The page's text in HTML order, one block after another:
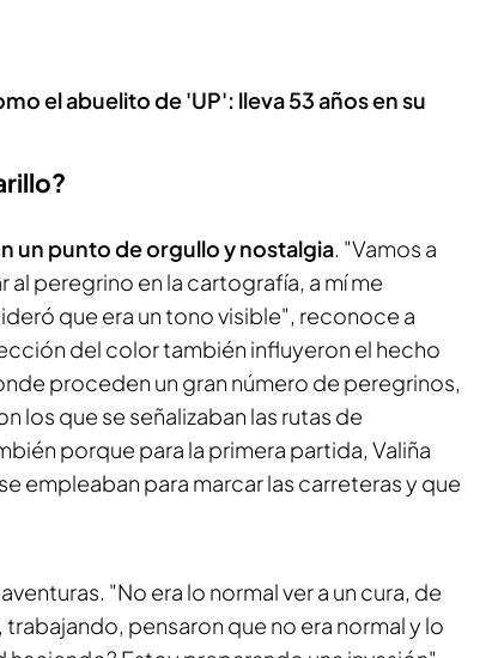
el abuelito de 'UP': lleva 53 años en su
un punto de orgullo y nostalgia. "Vamos a
al peregrino en la cartografía, a mí me
que era un tono visible", reconoce a
del color también influyeron el hecho
proceden un gran número de peregrinos,
los que se señalizaban las rutas de
porque para la primera partida, Valiña
empleaban para marcar las carreteras y que
"No era lo normal ver a un cura, de
pensaron que no era normal y lo